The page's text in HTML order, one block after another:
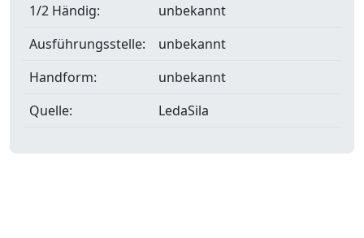
1/2 Händig:
unbekannt
Ausführungsstelle:
unbekannt
Handform:
unbekannt
Quelle:
LedaSila